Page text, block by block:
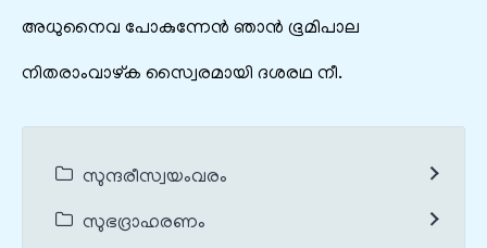
അധുനൈവ പോകുന്നേന്‍ ഞാന്‍ ഭൂമിപാല
നിതരാംവാഴ്‌ക സ്വൈരമായി ദശരഥ നീ.
സുന്ദരീസ്വയംവരം
സുഭദ്രാഹരണം